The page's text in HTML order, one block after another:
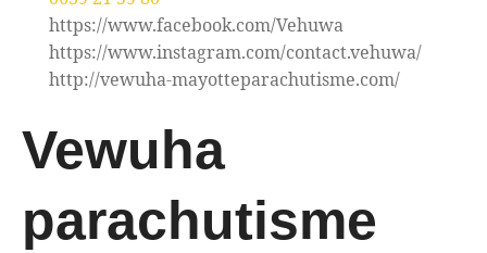
https://www.facebook.com/Vehuwa
https://www.instagram.com/contact.vehuwa/
http://vewuha-mayotteparachutisme.com/
Vewuha
parachutisme